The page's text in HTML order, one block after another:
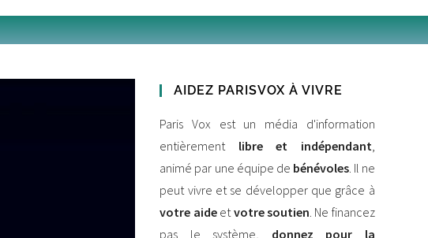
AIDEZ PARISVOX À VIVRE
Paris Vox est un média d'information
entièrement libre et indépendant,
animé par une équipe de bénévoles. Il ne
peut vivre et se développer que grâce à
votre aideetvotre soutien. Ne financez
pas le système, donnez pour la